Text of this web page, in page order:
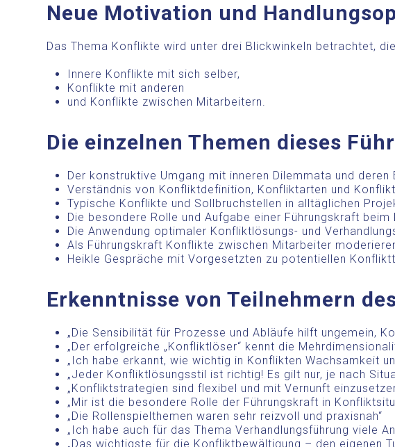
Neue Motivation und
Das Thema Konflikte wird unter drei Blickwinkeln betrachtet,
Innere Konflikte mit sich selber,
Konflikte mit anderen
und Konflikte zwischen Mitarbeitern.
Die einzelnen Themen dieses
Der konstruktive Umgang mit inneren Dilemmata und deren
Verständnis von Konfliktdefinition, Konfliktarten und
Typische Konflikte und Sollbruchstellen in alltäglichen
Die besondere Rolle und Aufgabe einer Führungskraft
Die Anwendung optimaler Konfliktlösungs- und
Als Führungskraft Konflikte zwischen Mitarbeiter
Heikle Gespräche mit Vorgesetzten zu potentiellen
Erkenntnisse von Teilnehmern
„Die Sensibilität für Prozesse und Abläufe hilft ungemein,
„Der erfolgreiche „Konfliktlöser“ kennt die
„Ich habe erkannt, wie wichtig in Konflikten Wachsamkeit
„Jeder Konfliktlösungsstil ist richtig! Es gilt nur, je nach
„Konfliktstrategien sind flexibel und mit Vernunft
„Mir ist die besondere Rolle der Führungskraft in
„Die Rollenspielthemen waren sehr reizvoll und praxisnah“
„Ich habe auch für das Thema Verhandlungsführung viele
„Das wichtigste für die Konfliktbewältigung – den eigenen